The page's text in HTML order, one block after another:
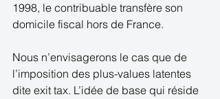
1998, le contribuable transfère son
domicile fiscal hors de France.
Nous n’envisagerons le cas que de
l’imposition des plus-values latentes
dite exit tax. L’idée de base qui réside